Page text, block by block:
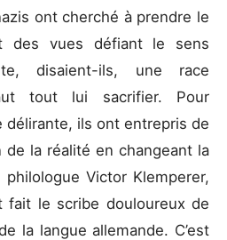
ont cherché à prendre le
des vues défiant le sens
disaient-ils, une race
tout lui sacrifier. Pour
ils ont entrepris de
de la réalité en changeant la
Victor Klemperer,
fait le scribe douloureux de
la langue allemande. C’est